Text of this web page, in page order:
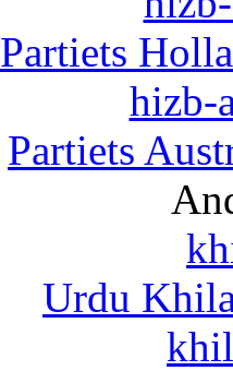
Partiets
hizb-
Partiets
Urdu